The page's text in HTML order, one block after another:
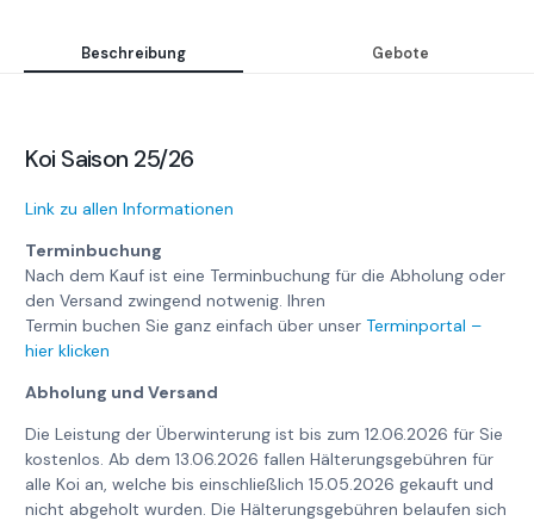
Beschreibung Gebote
Koi Saison 25/26
Link zu allen Informationen
Terminbuchung
Nach dem Kauf ist eine Terminbuchung für die Abholung oder
den Versand zwingend notwenig. Ihren
Termin buchen Sie ganz einfach über unserTerminportal –
hier klicken
Abholung und Versand
Die Leistung der Überwinterung ist bis zum 12.06.2026 für Sie
kostenlos. Ab dem 13.06.2026 fallen Hälterungsgebühren für
alle Koi an, welche bis einschließlich 15.05.2026 gekauft und
nicht abgeholt wurden. Die Hälterungsgebühren belaufen sich